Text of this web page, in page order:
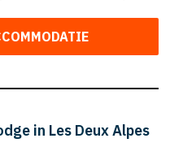
in Les Deux Alpes